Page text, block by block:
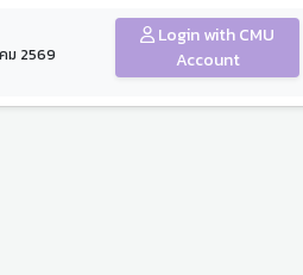
ม 2569
Login with CMU
Account